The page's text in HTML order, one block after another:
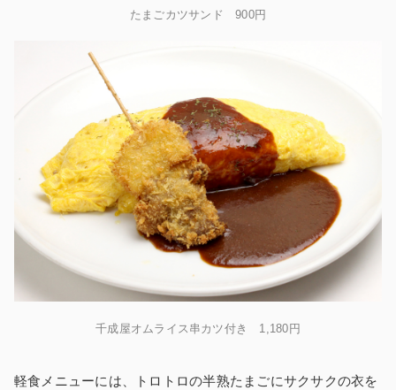
たまごカツサンド 900円
千成屋オムライス串カツ付き 1,180円
軽食メニューには、トロトロの半熟たまごにサクサクの衣を